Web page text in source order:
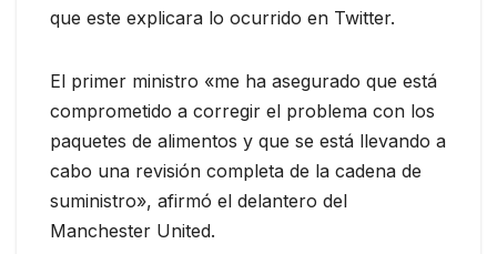
que este explicara lo ocurrido en Twitter.
El primer ministro «me ha asegurado que está
comprometido a corregir el problema con los
paquetes de alimentos y que se está llevando a
cabo una revisión completa de la cadena de
suministro», afirmó el delantero del
Manchester United.